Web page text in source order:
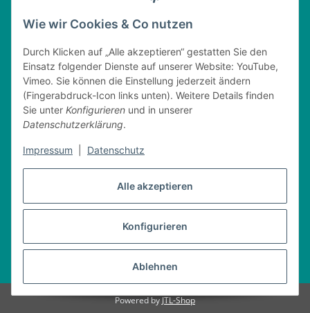
Alle akzeptieren
Konfigurieren
Ablehnen
Wie wir Cookies & Co nutzen
Durch Klicken auf „Alle akzeptieren“ gestatten Sie den
Einsatz folgender Dienste auf unserer Website: YouTube,
Vimeo. Sie können die Einstellung jederzeit ändern
(Fingerabdruck-Icon links unten). Weitere Details finden
Sie unter Konfigurieren und in unserer
Datenschutzerklärung.
Impressum Datenschutz
home@nitschkegmbh.de
Rechtliches
Öffnungszeiten
08:00 - 17:30 Uhr
Dienstag
08:00 - 16:30 Uhr
Mittwoch
08:00 - 17:30 Uhr
08:00 - 16:30 Uhr
Vertrag widerrufen
* Alle Preise inkl. gesetzlicher USt., zzgl.Versand
Powered byJTL-Shop